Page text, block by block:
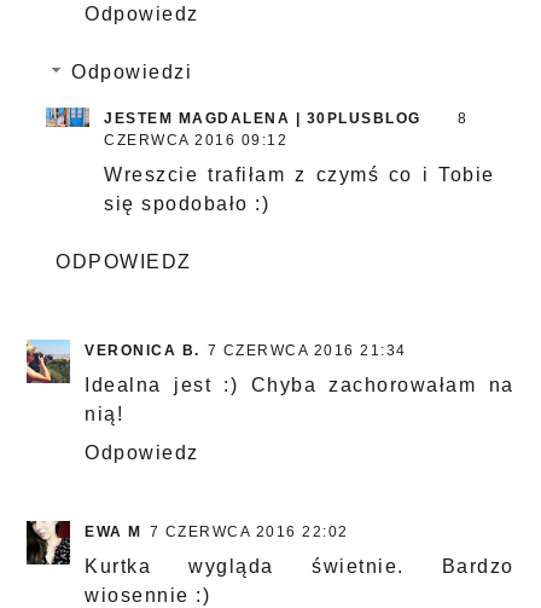
Odpowiedz
Odpowiedzi
JESTEM MAGDALENA | 30PLUSBLOG
8
CZERWCA 2016 09:12
Wreszcie trafiłam z czymś co i Tobie
się spodobało :)
ODPOWIEDZ
VERONICA B. 7 CZERWCA 2016 21:34
Idealna jest :) Chyba zachorowałam na
nią!
Odpowiedz
EWA M 7 CZERWCA 2016 22:02
Kurtka wygląda świetnie. Bardzo
wiosennie :)